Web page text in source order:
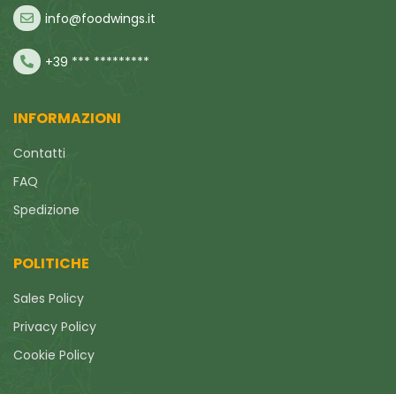
info@foodwings.it
+39 *** *********
INFORMAZIONI
Contatti
FAQ
Spedizione
POLITICHE
Sales Policy
Privacy Policy
Cookie Policy